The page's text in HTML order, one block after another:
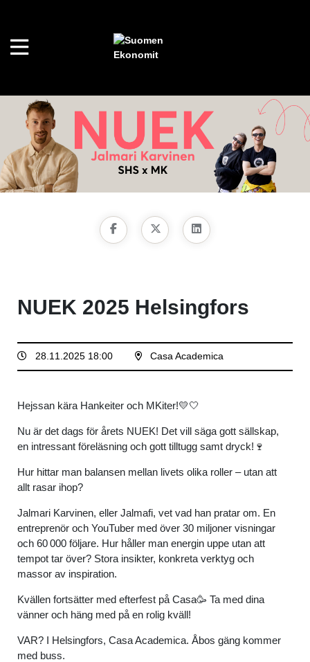
NUEK 2025 Helsingfors
28.11.2025 18:00 Casa Academica
Hejssan kära Hankeiter och MKiter!💛🤍
Nu är det dags för årets NUEK! Det vill säga gott sällskap,
en intressant föreläsning och gott tilltugg samt dryck!🍷
Hur hittar man balansen mellan livets olika roller – utan att
allt rasar ihop?
Jalmari Karvinen, eller Jalmafi, vet vad han pratar om. En
entreprenör och YouTuber med över 30 miljoner visningar
och 60 000 följare. Hur håller man energin uppe utan att
tempot tar över? Stora insikter, konkreta verktyg och
massor av inspiration.
Kvällen fortsätter med efterfest på Casa🥳 Ta med dina
vänner och häng med på en rolig kväll!
VAR? I Helsingfors, Casa Academica. Åbos gäng kommer
med buss.